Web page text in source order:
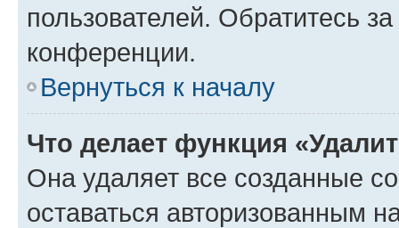
пользователей. Обратитесь
конференции.
Вернуться к началу
Что делает функция
Она удаляет все созданные
оставаться авторизованным